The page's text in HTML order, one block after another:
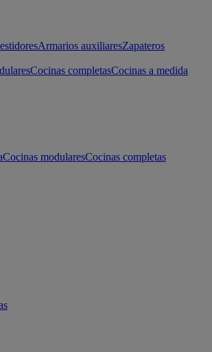
Armarios auxiliaresZapateros
Cocinas completasCocinas a medida
Cocinas modularesCocinas completas